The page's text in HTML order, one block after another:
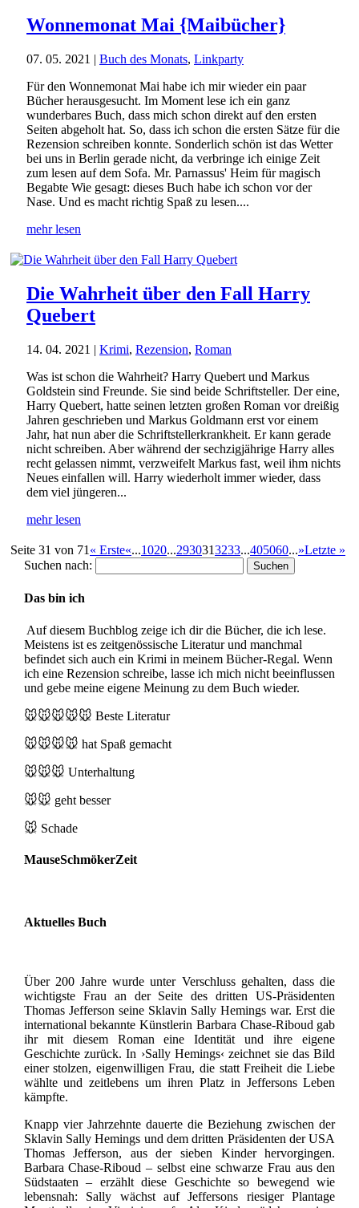
Wonnemonat Mai {Maibücher}
07. 05. 2021 | Buch des Monats, Linkparty
Für den Wonnemonat Mai habe ich mir wieder ein paar
Bücher herausgesucht. Im Moment lese ich ein ganz
wunderbares Buch, dass mich schon direkt auf den ersten
Seiten abgeholt hat. So, dass ich schon die ersten Sätze für die
Rezension schreiben konnte. Sonderlich schön ist das Wetter
bei uns in Berlin gerade nicht, da verbringe ich einige Zeit
zum lesen auf dem Sofa. Mr. Parnassus' Heim für magisch
Begabte Wie gesagt: dieses Buch habe ich schon vor der
Nase. Und es macht richtig Spaß zu lesen....
mehr lesen
Die Wahrheit über den Fall Harry
Quebert
14. 04. 2021 | Krimi, Rezension, Roman
Was ist schon die Wahrheit? Harry Quebert und Markus
Goldstein sind Freunde. Sie sind beide Schriftsteller. Der eine,
Harry Quebert, hatte seinen letzten großen Roman vor dreißig
Jahren geschrieben und Markus Goldmann erst vor einem
Jahr, hat nun aber die Schriftstellerkrankheit. Er kann gerade
nicht schreiben. Aber während der sechzigjährige Harry alles
recht gelassen nimmt, verzweifelt Markus fast, weil ihm nichts
Neues einfallen will. Harry wiederholt immer wieder, dass
dem viel jüngeren...
mehr lesen
Seite 31 von 71 « Erste«...1020...2930313233...405060...»Letzte »
Suchen nach:
Das bin ich
Auf diesem Buchblog zeige ich dir die Bücher, die ich lese.
Meistens ist es zeitgenössische Literatur und manchmal
befindet sich auch ein Krimi in meinem Bücher-Regal. Wenn
ich eine Rezension schreibe, lasse ich mich nicht beeinflussen
und gebe meine eigene Meinung zu dem Buch wieder.
🐭🐭🐭🐭🐭 Beste Literatur
🐭🐭🐭🐭 hat Spaß gemacht
🐭🐭🐭 Unterhaltung
🐭🐭 geht besser
🐭 Schade
MauseSchmökerZeit
Aktuelles Buch
Über 200 Jahre wurde unter Verschluss gehalten, dass die
wichtigste Frau an der Seite des dritten US-Präsidenten
Thomas Jefferson seine Sklavin Sally Hemings war. Erst die
international bekannte Künstlerin Barbara Chase-Riboud gab
ihr mit diesem Roman eine Identität und ihre eigene
Geschichte zurück. In ›Sally Hemings‹ zeichnet sie das Bild
einer stolzen, eigenwilligen Frau, die statt Freiheit die Liebe
wählte und zeitlebens um ihren Platz in Jeffersons Leben
kämpfte.
Knapp vier Jahrzehnte dauerte die Beziehung zwischen der
Sklavin Sally Hemings und dem dritten Präsidenten der USA
Thomas Jefferson, aus der sieben Kinder hervorgingen.
Barbara Chase-Riboud – selbst eine schwarze Frau aus den
Südstaaten – erzählt diese Geschichte so bewegend wie
lebensnah: Sally wächst auf Jeffersons riesiger Plantage